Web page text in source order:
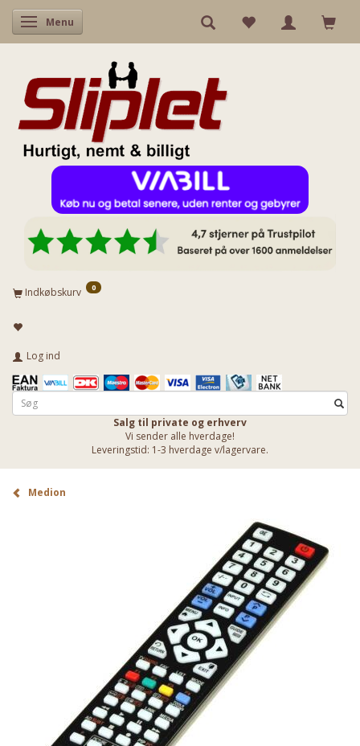
Skifte navigation
Menu
Indkøbskurv 0
Log ind
Salg til private og erhverv
Vi sender alle hverdage!
Leveringstid: 1-3 hverdage v/lagervare.
Medion